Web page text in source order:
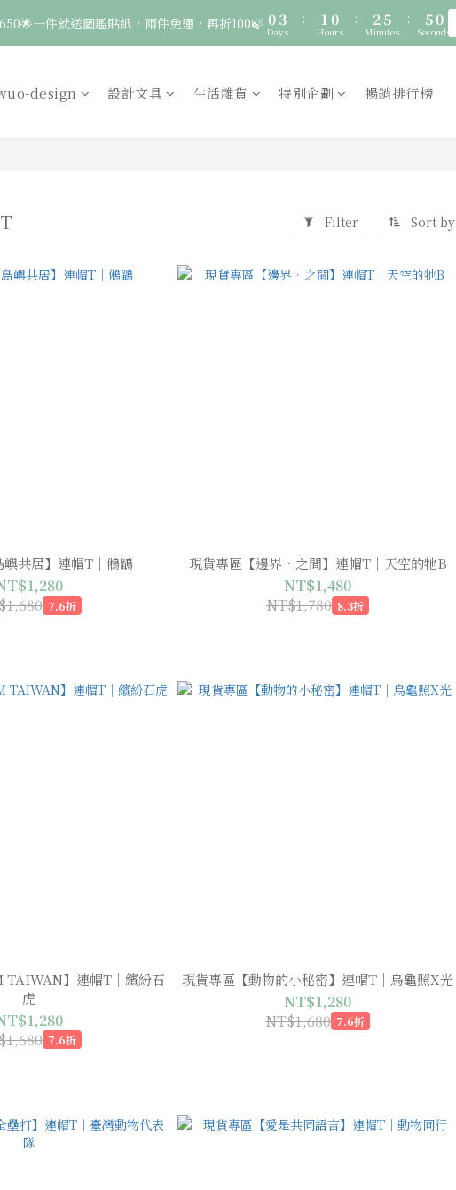
🚛 登入會員｜即享2000免運 🚛 會員中心完成訂閱，再送50元購物金！
1
0
03
2
2
1
7
6
一件送貼紙，兩件享免運，三件送大顆胸章🦉 0 9
8
6
5
Days
:
1
0
0
Hours
:
2
1
5
4
2
1
Minutes
:
4
3
1
0
9
8
Seconds
design 設計文具 生活雜貨 特別企劃 暢銷排行榜
Filter Sort by
嶼共居】連帽T｜鵂鶹
7.6折
現貨專區【邊界．之間】連帽T｜天空的牠B
NT$1,480
NT$1,780 8.3折
TAIWAN】連帽T｜繽紛石
虎
7.6折
現貨專區【動物的小秘密】連帽T｜烏龜照X光
NT$1,280
NT$1,680 7.6折